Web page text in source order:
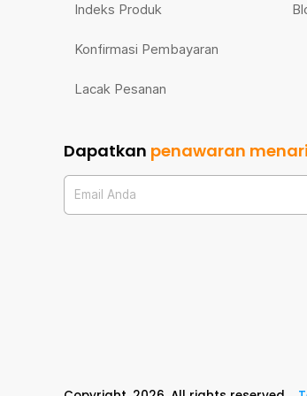
Indeks Produk
Konfirmasi Pembayaran
Lacak Pesanan
Dapatkan penawaran
Email Anda